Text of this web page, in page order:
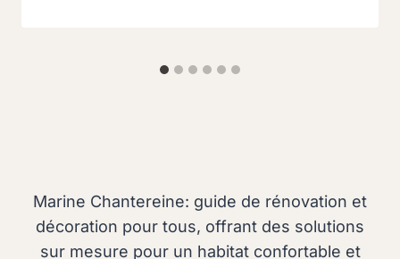
Marine Chantereine: guide de rénovation et
décoration pour tous, offrant des solutions
sur mesure pour un habitat confortable et